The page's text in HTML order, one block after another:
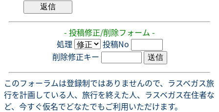
- 投稿修正/削除フォーム -
処理
投稿No
削除修正キー
このフォーラムは登録制ではありませんので、ラスベガス旅
行を計画している人、旅行を終えた人、ラスベガス在住者な
ど、今すぐ仮名でどなたでもご利用いただけます。